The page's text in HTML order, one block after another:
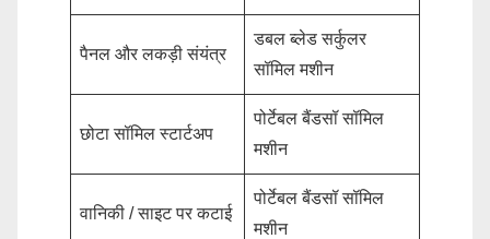
पैनल और लकड़ी संयंत्र
डबल ब्लेड सर्कुलर
सॉमिल मशीन
छोटा सॉमिल स्टार्टअप
पोर्टेबल बैंडसॉ सॉमिल
मशीन
वानिकी / साइट पर कटाई
पोर्टेबल बैंडसॉ सॉमिल
मशीन